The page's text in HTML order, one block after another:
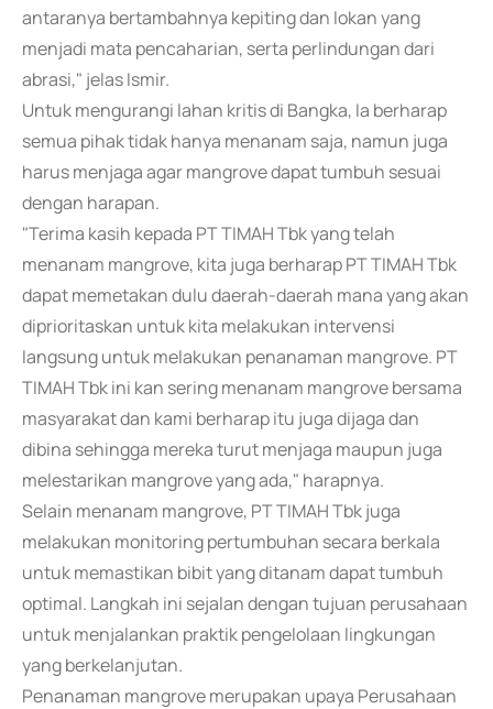
antaranya bertambahnya kepiting dan lokan yang
menjadi mata pencaharian, serta perlindungan dari
abrasi," jelas Ismir.
Untuk mengurangi lahan kritis di Bangka, Ia berharap
semua pihak tidak hanya menanam saja, namun juga
harus menjaga agar mangrove dapat tumbuh sesuai
dengan harapan.
"Terima kasih kepada PT TIMAH Tbk yang telah
menanam mangrove, kita juga berharap PT TIMAH Tbk
dapat memetakan dulu daerah-daerah mana yang akan
diprioritaskan untuk kita melakukan intervensi
langsung untuk melakukan penanaman mangrove. PT
TIMAH Tbk ini kan sering menanam mangrove bersama
masyarakat dan kami berharap itu juga dijaga dan
dibina sehingga mereka turut menjaga maupun juga
melestarikan mangrove yang ada," harapnya.
Selain menanam mangrove, PT TIMAH Tbk juga
melakukan monitoring pertumbuhan secara berkala
untuk memastikan bibit yang ditanam dapat tumbuh
optimal. Langkah ini sejalan dengan tujuan perusahaan
untuk menjalankan praktik pengelolaan lingkungan
yang berkelanjutan.
Penanaman mangrove merupakan upaya Perusahaan